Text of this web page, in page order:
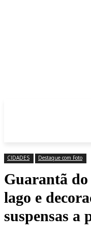
CIDADES Destaque com Foto
Guarantã
lago e
suspensas